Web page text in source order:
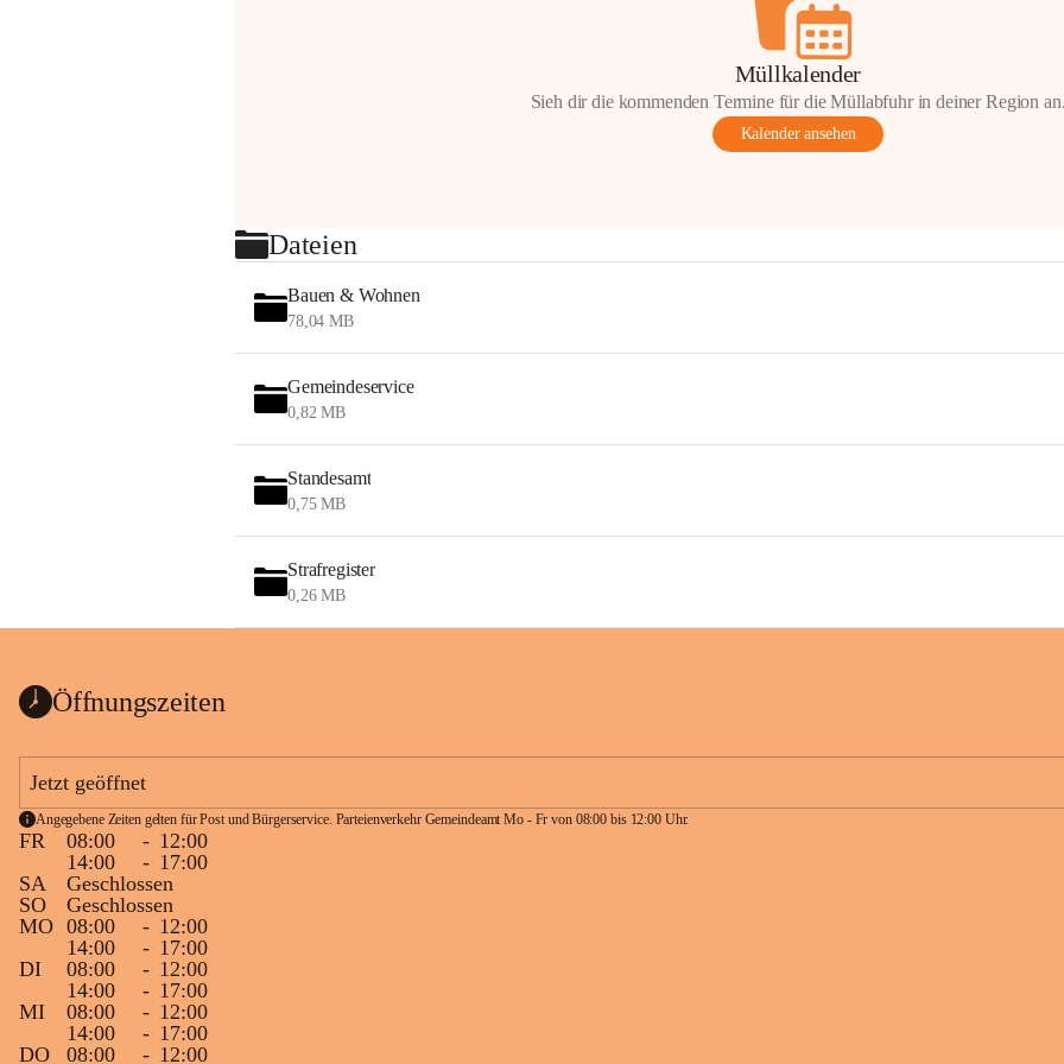
Müllkalender
Sieh dir die kommenden Termine für die Müllabfuhr in deiner Region
Kalender ansehen
Dateien
Bauen & Wohnen
78,04 MB
Gemeindeservice
0,82 MB
Standesamt
0,75 MB
Strafregister
0,26 MB
Öffnungszeiten
Jetzt geöffnet
Angegebene Zeiten gelten für Post und Bürgerservice. Parteienverkehr Gemeindeamt Mo - Fr von 08:00 bis 12:00 Uhr.
FR 08:00 - 12:00
14:00
- 17:00
SA
Geschlossen
SO
Geschlossen
MO 08:00 - 12:00
14:00
- 17:00
DI
08:00 - 12:00
14:00
- 17:00
MI
08:00 - 12:00
14:00
- 17:00
DO
08:00 - 12:00